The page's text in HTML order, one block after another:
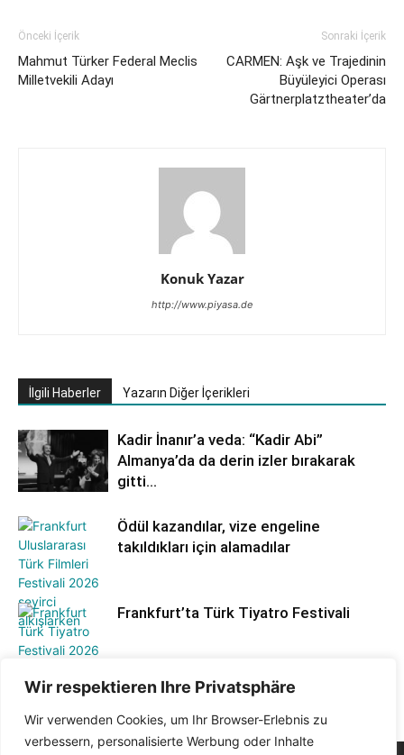
Wir respektieren Ihre Privatsphäre
Wir verwenden Cookies, um Ihr Browser-Erlebnis zu
verbessern, personalisierte Werbung oder Inhalte
Önceki İçerik
Mahmut Türker Federal Meclis
Milletvekili Adayı
Sonraki İçerik
CARMEN: Aşk ve Trajedinin
Büyüleyici Operası
Gärtnerplatztheater’da
Konuk Yazar
http://www.piyasa.de
İlgili Haberler Yazarın Diğer İçerikleri
Kadir İnanır’a veda: “Kadir Abi”
Almanya’da da derin izler bırakarak
gitti…
Ödül kazandılar, vize engeline
takıldıkları için alamadılar
Frankfurt’ta Türk Tiyatro Festivali